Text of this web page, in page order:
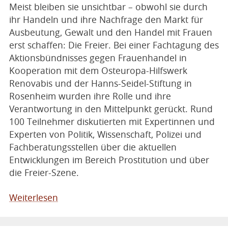
Meist bleiben sie unsichtbar – obwohl sie durch
ihr Handeln und ihre Nachfrage den Markt für
Ausbeutung, Gewalt und den Handel mit Frauen
erst schaffen: Die Freier. Bei einer Fachtagung des
Aktionsbündnisses gegen Frauenhandel in
Kooperation mit dem Osteuropa-Hilfswerk
Renovabis und der Hanns-Seidel-Stiftung in
Rosenheim wurden ihre Rolle und ihre
Verantwortung in den Mittelpunkt gerückt. Rund
100 Teilnehmer diskutierten mit Expertinnen und
Experten von Politik, Wissenschaft, Polizei und
Fachberatungsstellen über die aktuellen
Entwicklungen im Bereich Prostitution und über
die Freier-Szene.
Weiterlesen